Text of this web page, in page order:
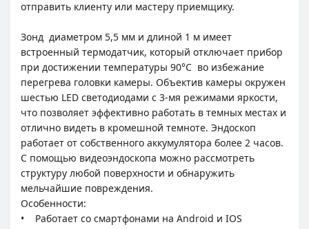
отправить клиенту или мастеру приемщику.
Зонд диаметром 5,5 мм и длиной 1 м имеет
встроенный термодатчик, который отключает прибор
при достижении температуры 90°C во избежание
перегрева головки камеры. Объектив камеры окружен
шестью LED светодиодами с 3-мя режимами яркости,
что позволяет эффективно работать в темных местах и
отлично видеть в кромешной темноте. Эндоскоп
работает от собственного аккумулятора более 2 часов.
С помощью видеоэндоскопа можно рассмотреть
структуру любой поверхности и обнаружить
мельчайшие повреждения.
Особенности:
• Работает со смартфонами на Android и IOS